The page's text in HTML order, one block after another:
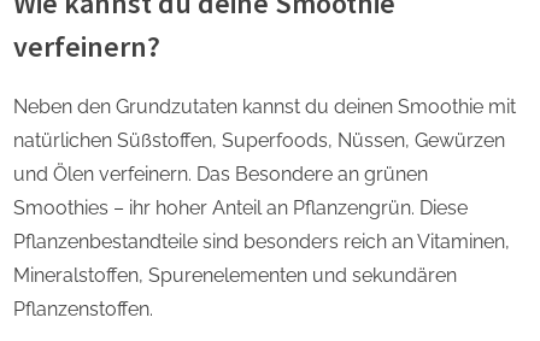
verfeinern?
Neben den Grundzutaten kannst du deinen Smoothie mit
natürlichen Süßstoffen, Superfoods, Nüssen, Gewürzen
und Ölen verfeinern. Das Besondere an grünen
Smoothies – ihr hoher Anteil an Pflanzengrün. Diese
Pflanzenbestandteile sind besonders reich an Vitaminen,
Mineralstoffen, Spurenelementen und sekundären
Pflanzenstoffen.